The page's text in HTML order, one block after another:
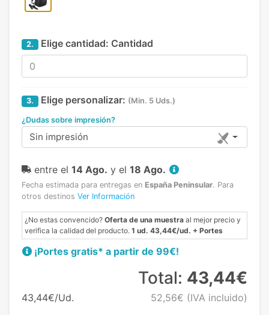
2. Elige cantidad: Cantidad
3. Elige personalizar: (Min. 5 Uds.)
¿Dudas sobre impresión?
Sin impresión
entre el 14 Ago. y el 18 Ago.
Fecha estimada para entregas en España Peninsular. Para
otros destinos Ver Información
¿No estas convencido? Oferta de una muestra al mejor precio y
verifica la calidad del producto. 1 ud. 43,44€/ud. + Portes
¡Portes gratis* a partir de 99€!
43,44€/Ud.
Total: 43,44€
52,56€ (IVA incluido)